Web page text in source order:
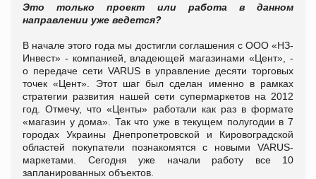
Это только проект или работа в данном
направлении уже ведется?
В начале этого года мы достигли соглашения с ООО «НЗ-
Инвест» - компанией, владеющей магазинами «Цент», -
о передаче сети VARUS в управление десяти торговых
точек «Цент». Этот шаг был сделан именно в рамках
стратегии развития нашей сети супермаркетов на 2012
год.
Отмечу, что «Центы» работали как раз в формате
«магазин у дома». Так что уже в текущем полугодии в 7
городах Украины Днепропетровской и Кировоградской
областей покупатели познакомятся с новыми VARUS-
маркетами. Сегодня уже начали работу все 10
запланированных объектов.